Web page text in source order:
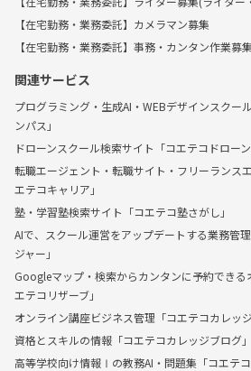
【在宅勤務・業務委託】カメラマン募集
【在宅勤務・業務委託】事務・カンタン作業募集
関連サービス
プログラミング・生成AI・WEBデザインスクー
ンパス」
ドローンスクール検索サイト「コエテコドローン
転職エージェント・転職サイト・フリーランス
エテコキャリア」
塾・学習塾検索サイト「コエテコ塾さがし」
AIで、スクール運営をアップデートする業務管
ジャー」
Googleマップ・検索からカンタンに予約でき
エテコリザーブ」
オンライン講座ビジネス管理「コエテコカレッジ
資格とスキルの情報「コエテコカレッジブログ」
高等学校向け情報Ⅰの教務AI・問題集「コエテコ